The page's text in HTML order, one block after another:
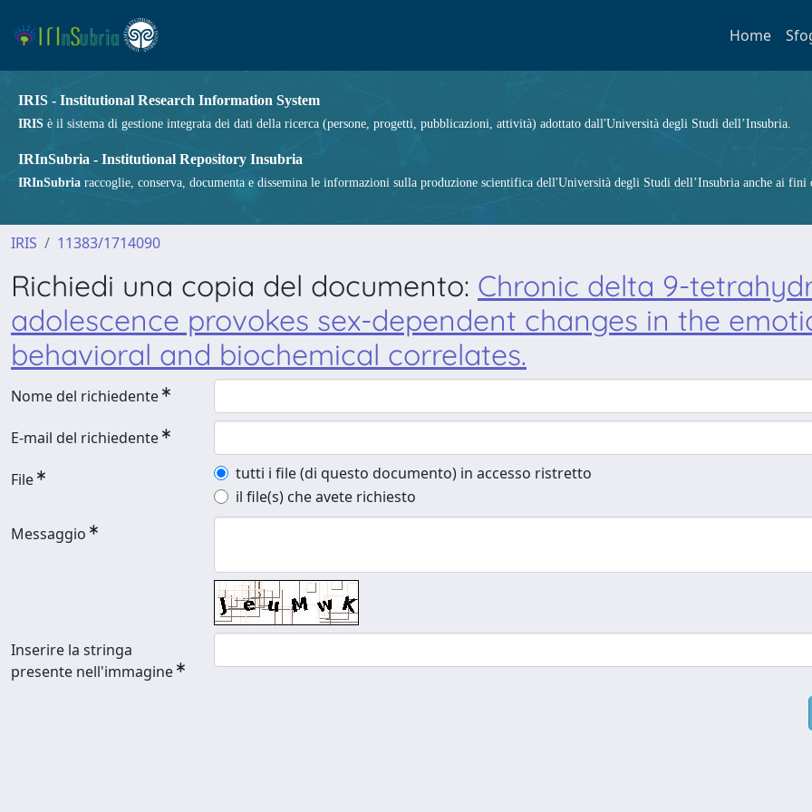
Home
IRIS - Institutional Research Information System
IRIS è il sistema di gestione integrata dei dati della ricerca (persone, progetti, pubblicazioni, attività) adottato dall'Università degli Studi dell’Insubria.
IRInSubria - Institutional Repository Insubria
IRInSubria raccoglie, conserva, documenta e dissemina le informazioni sulla produzione scientifica dell'Università degli Studi dell’Insubria anche ai fini
IRIS 11383/1714090
Richiedi una copia del documento: Chronic delta 9-
adolescence provokes sex-dependent changes in the
behavioral and biochemical correlates.
Nome del richiedente
E-mail del richiedente
File
tutti i file (di questo documento) in accesso ristretto
il file(s) che avete richiesto
Messaggio
Inserire la stringa
presente nell'immagine